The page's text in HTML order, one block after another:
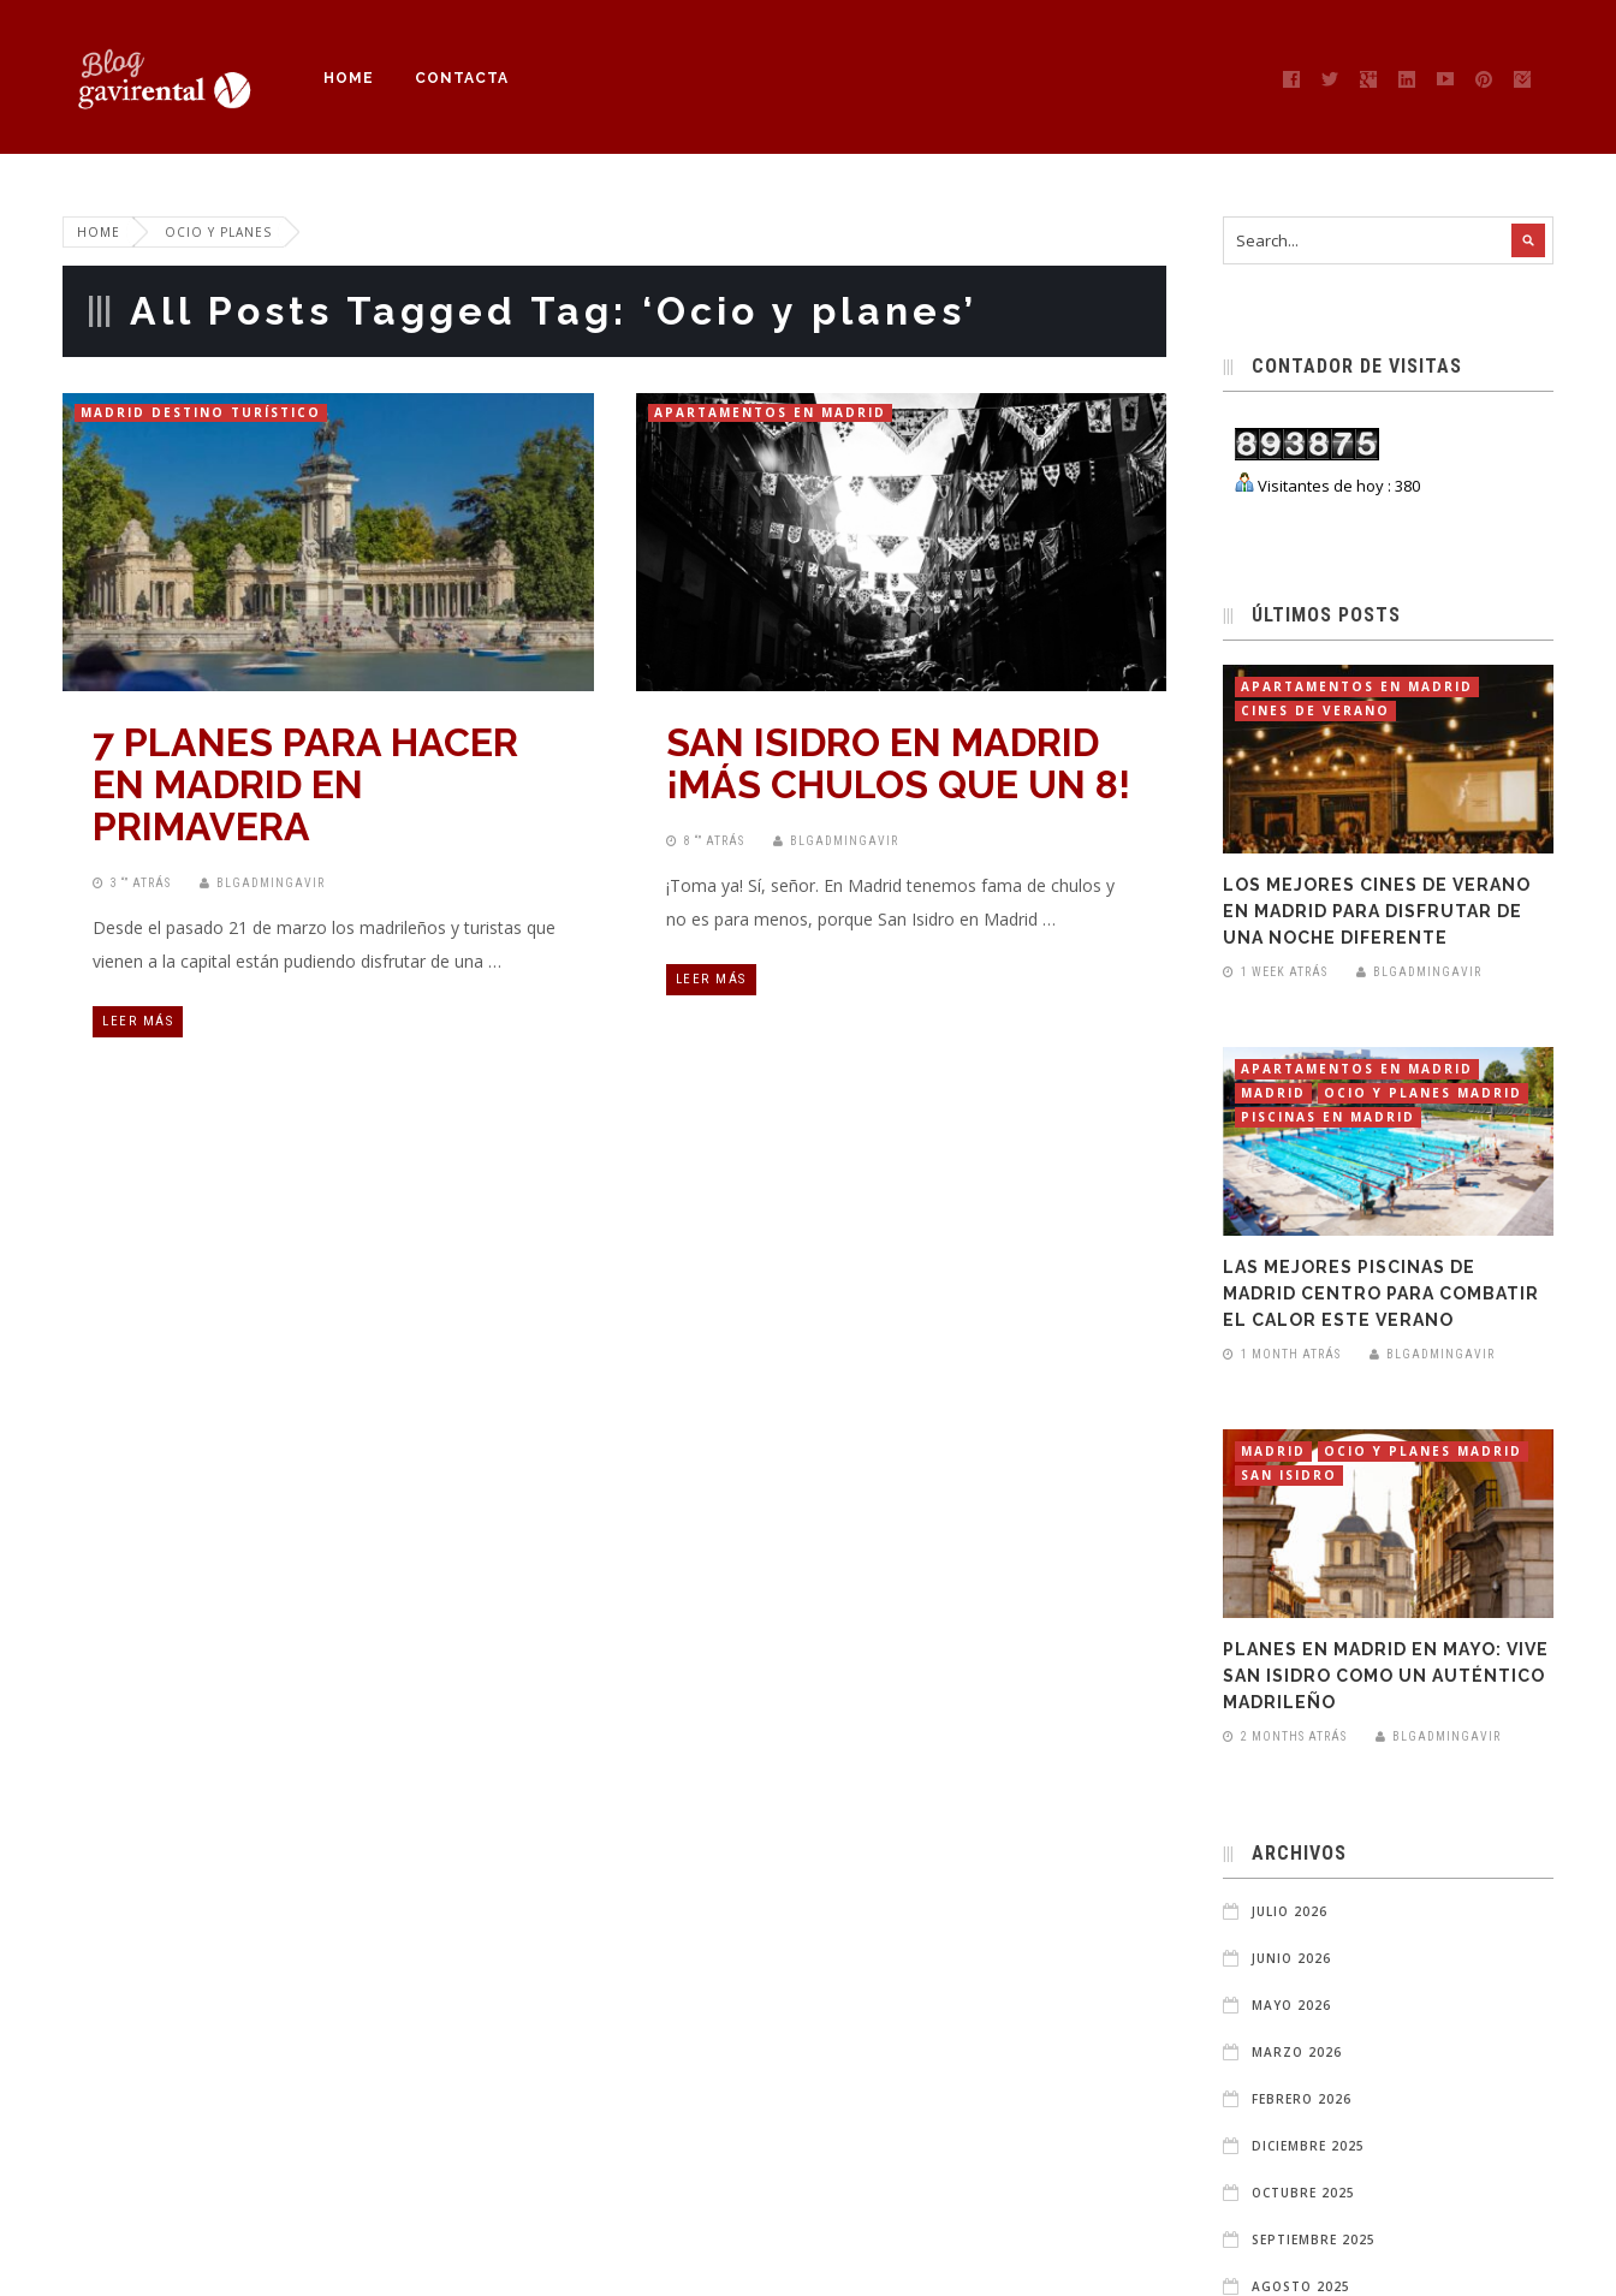
HOME CONTACTA
HOME OCIO Y PLANES
All Posts Tagged Tag: ‘Ocio y planes’
MADRID DESTINO TURÍSTICO
7 PLANES PARA HACER
EN MADRID EN
PRIMAVERA
3 “” ATRÁS BLGADMINGAVIR
Desde el pasado 21 de marzo los madrileños y turistas que
vienen a la capital están pudiendo disfrutar de una …
LEER MÁS
APARTAMENTOS EN MADRID
SAN ISIDRO EN MADRID
¡MÁS CHULOS QUE UN 8!
8 “” ATRÁS BLGADMINGAVIR
¡Toma ya! Sí, señor. En Madrid tenemos fama de chulos y
no es para menos, porque San Isidro en Madrid …
LEER MÁS
CONTADOR DE VISITAS
Visitantes de hoy : 380
ÚLTIMOS POSTS
APARTAMENTOS EN MADRID
CINES DE VERANO
LOS MEJORES CINES DE VERANO
EN MADRID PARA DISFRUTAR DE
UNA NOCHE DIFERENTE
1 WEEK ATRÁS BLGADMINGAVIR
APARTAMENTOS EN MADRID
MADRID
OCIO Y PLANES MADRID
PISCINAS EN MADRID
LAS MEJORES PISCINAS DE
MADRID CENTRO PARA COMBATIR
EL CALOR ESTE VERANO
1 MONTH ATRÁS BLGADMINGAVIR
MADRID
OCIO Y PLANES MADRID
SAN ISIDRO
PLANES EN MADRID EN MAYO: VIVE
SAN ISIDRO COMO UN AUTÉNTICO
MADRILEÑO
2 MONTHS ATRÁS BLGADMINGAVIR
ARCHIVOS
JULIO 2026
JUNIO 2026
MAYO 2026
MARZO 2026
FEBRERO 2026
DICIEMBRE 2025
OCTUBRE 2025
SEPTIEMBRE 2025
AGOSTO 2025